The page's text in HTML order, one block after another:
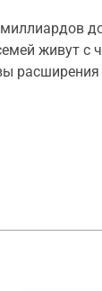
живут с
расширения